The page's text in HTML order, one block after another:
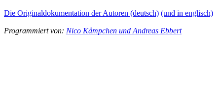
Die Originaldokumentation der Autoren (deutsch) (und in englisch)
Programmiert von: Nico Kämpchen und Andreas Ebbert